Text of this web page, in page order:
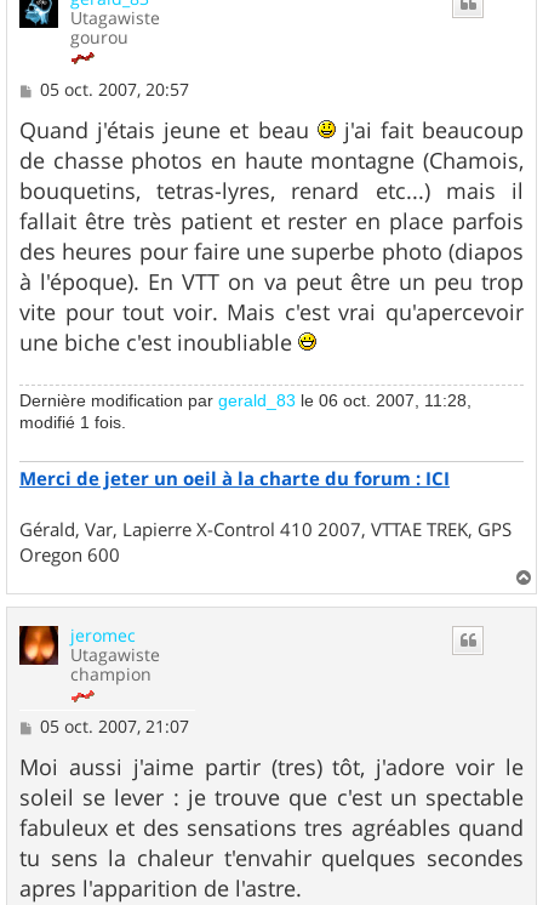
Utagawiste
gourou
M
s
s
a
g
e
05 oct. 2007, 20:57
Quand j'étais jeune et beau
j'ai fait beaucoup
de chasse photos en haute montagne (Chamois,
bouquetins, tetras-lyres, renard etc...) mais il
fallait être très patient et rester en place parfois
des heures pour faire une superbe photo (diapos
à l'époque). En VTT on va peut être un peu trop
vite pour tout voir. Mais c'est vrai qu'apercevoir
une biche c'est inoubliable
Dernière modification par gerald_83 le 06 oct. 2007, 11:28,
modifié 1 fois.
Merci de jeter un oeil à la charte du forum : ICI
Gérald, Var, Lapierre X-Control 410 2007, VTTAE TREK, GPS
Oregon 600
a
jeromec
Utagawiste
champion
M
s
s
a
g
e
05 oct. 2007, 21:07
Moi aussi j'aime partir (tres) tôt, j'adore voir le
soleil se lever : je trouve que c'est un spectable
fabuleux et des sensations tres agréables quand
tu sens la chaleur t'envahir quelques secondes
apres l'apparition de l'astre.